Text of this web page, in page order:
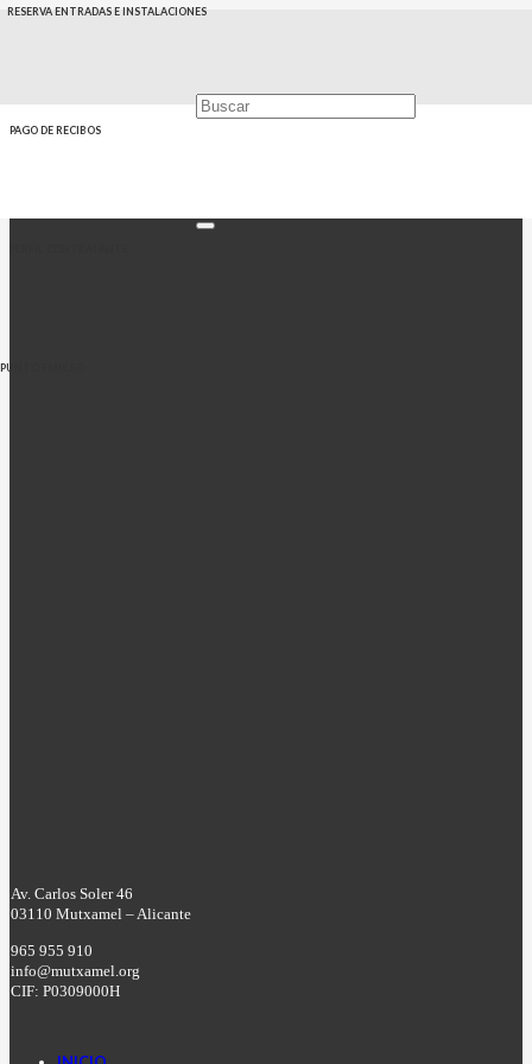
RESERVA ENTRADAS E INSTALACIONES
PAGO DE RECIBOS
PUNTO EMPLEO
Av. Carlos Soler 46
03110 Mutxamel – Alicante
965 955 910
info@mutxamel.org
CIF: P0309000H